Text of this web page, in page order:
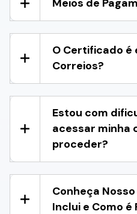
Meios de
O Certificado é
Correios?
Estou com
acessar minha
proceder?
Conheça
Inclui e Como é